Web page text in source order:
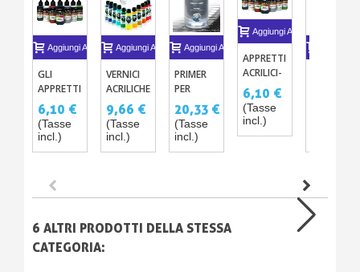
Aggiungi Al Carrello
GLI
APPRETTI
ACRILICI
PER LA
STAMPA
3D –
6,10 €
(Tasse
incl.)
Aggiungi Al Carrello
VERNICI
ACRILICHE
LUCIDE
PER
AEROGRAFO
9,66 €
(Tasse
incl.)
Aggiungi Al Carrello
PRIMER
PER
ALLUMINIO
ZINCO
CROMO
P714
20,33 €
(Tasse
incl.)
Aggiungi Al Carrello
APPRETTI
ACRILICI-
PU PER
AEROGRAFO
– 8
COLORI
6,10 €
(Tasse
incl.)
6 ALTRI PRODOTTI DELLA STESSA
CATEGORIA: